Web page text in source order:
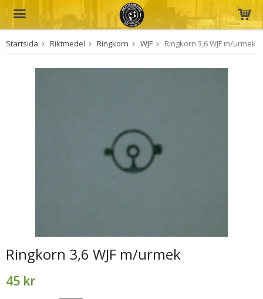
Produkten har blivit tillagd i varukorgen
Startsida Riktmedel Ringkorn WJF Ringkorn 3,6 WJF m/urmek
Ringkorn 3,6 WJF m/urmek
45 kr